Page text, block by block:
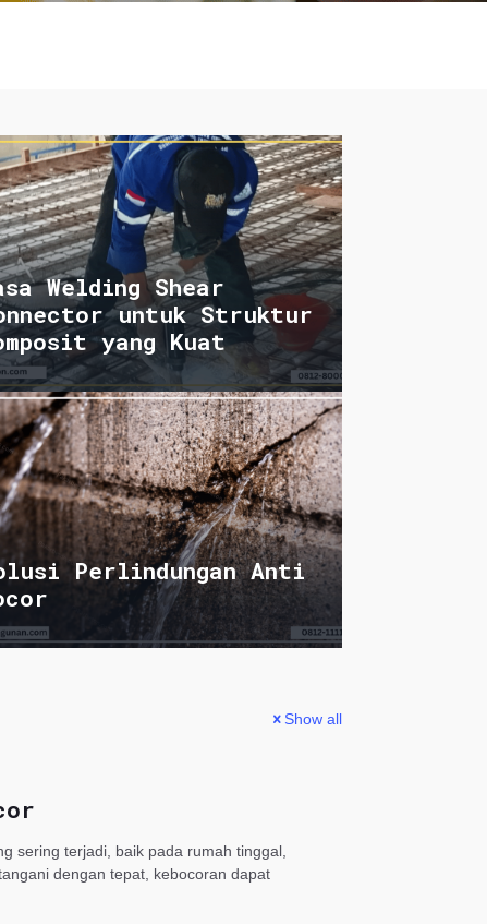
Welding Shear
untuk Struktur
yang Kuat
Perlindungan Anti
Show all
sering terjadi, baik pada rumah tinggal,
dengan tepat, kebocoran dapat